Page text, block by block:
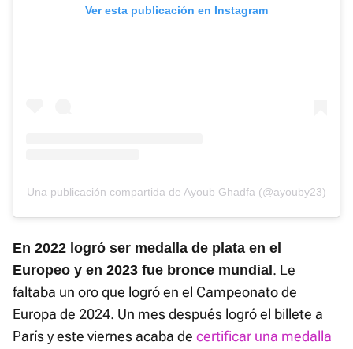
Ver esta publicación en Instagram
Una publicación compartida de Ayoub Ghadfa (@ayouby23)
En 2022 logró ser medalla de plata en el
Europeo y en 2023 fue bronce mundial . Le
faltaba un oro que logró en el Campeonato de
Europa de 2024. Un mes después logró el billete a
París y este viernes acaba de certificar una medalla